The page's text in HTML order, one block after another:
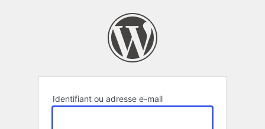
Identifiant ou adresse e-mail